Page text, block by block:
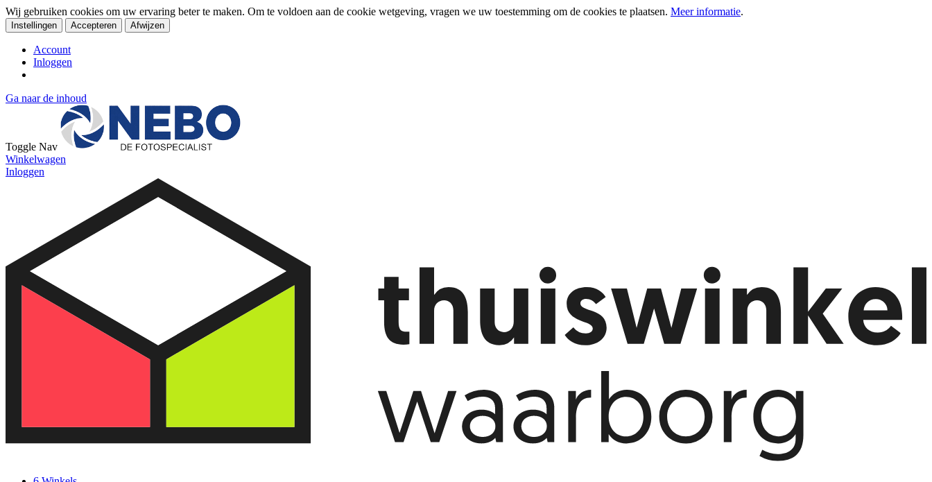
Wij gebruiken cookies om uw ervaring beter te maken. Om te voldoen aan de cookie wetgeving, vragen we uw toestemming om de cookies te plaatsen. Meer informatie.
Instellingen Accepteren Afwijzen
Account
Inloggen
Ga naar de inhoud
Toggle Nav
Winkelwagen
Inloggen